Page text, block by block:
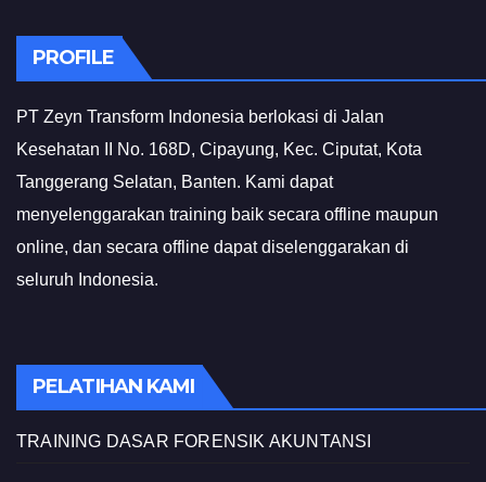
PROFILE
PT Zeyn Transform Indonesia berlokasi di Jalan
Kesehatan II No. 168D, Cipayung, Kec. Ciputat, Kota
Tanggerang Selatan, Banten. Kami dapat
menyelenggarakan training baik secara offline maupun
online, dan secara offline dapat diselenggarakan di
seluruh Indonesia.
PELATIHAN KAMI
TRAINING DASAR FORENSIK AKUNTANSI